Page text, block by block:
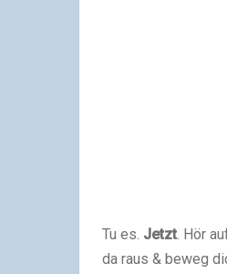
Tu es. Jetzt. Hör
da raus & beweg